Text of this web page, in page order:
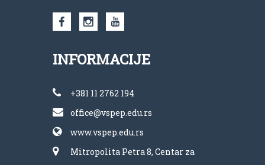
INFORMACIJE
+381 11 2762 194
office@vspep.edu.rs
www.vspep.edu.rs
Mitropolita Petra 8, Centar za